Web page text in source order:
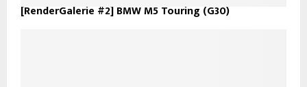
[RenderGalerie #2] BMW M5 Touring (G30)